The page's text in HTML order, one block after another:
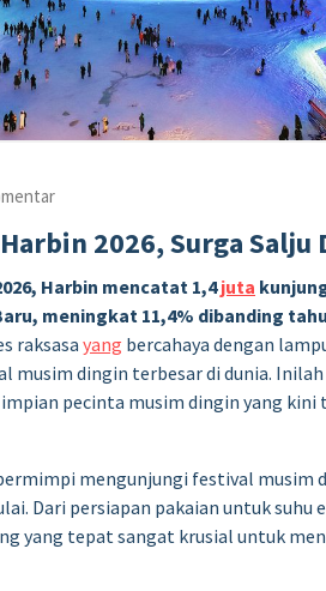
2026, Surga Salju
Harbin mencatat 1,4juta
meningkat 11,4% dibanding
raksasa yang bercahaya dengan
musim dingin terbesar di dunia.
impian pecinta musim dingin yang kini
mengunjungi festival musim
Dari persiapan pakaian untuk
yang tepat sangat krusial untuk